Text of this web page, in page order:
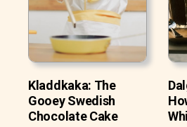
Kladdkaka: The
Gooey Swedish
Chocolate Cake